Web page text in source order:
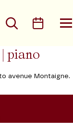
Search
| piano
avenue Montaigne.